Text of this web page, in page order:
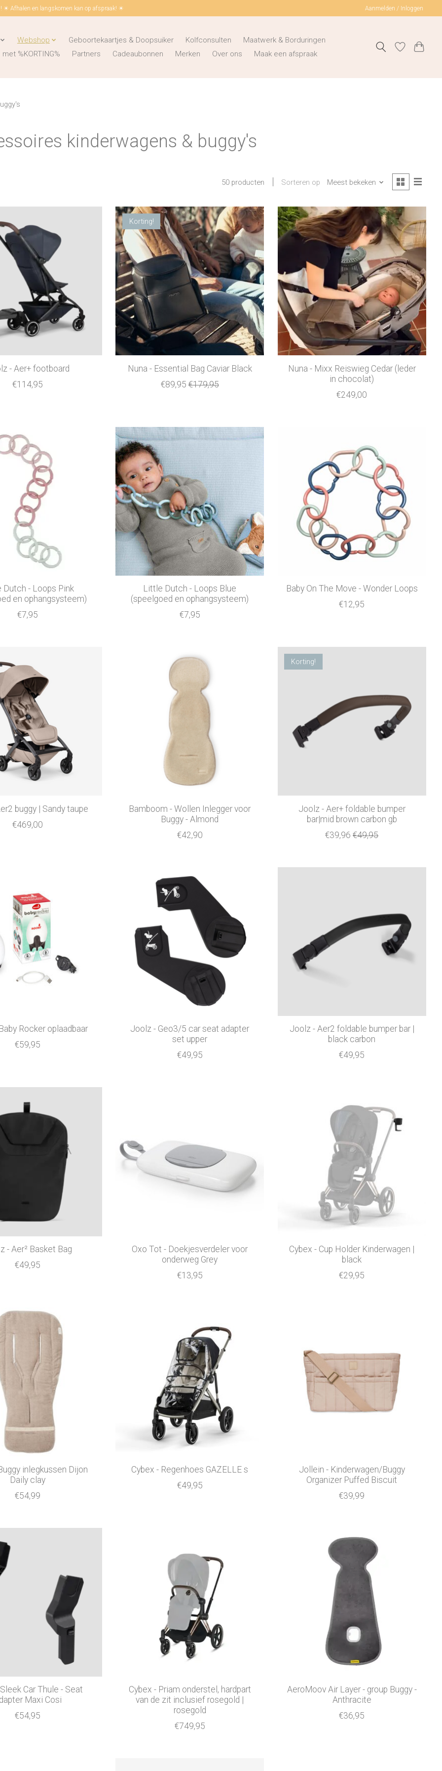
☀ Afhalen en langskomen kan op afspraak! ☀ Aanmelden / Inloggen
Webshop Geboortekaartjes & Doopsuiker Kolfconsulten
Maatwerk & Borduringen
%KORTING%
Partners Cadeaubonnen Merken Over ons Maak een afspraak
kinderwagens & buggy's
50 producten Sorteren op Meest bekeken
- Aer+ footboard
€114,95
Korting!
Nuna - Essential Bag Caviar Black
€89,95 €179,95
Nuna - Mixx Reiswieg Cedar (leder
in chocolat)
€249,00
- Loops Pink
en ophangsysteem)
€7,95
Little Dutch - Loops Blue
(speelgoed en ophangsysteem)
€7,95
Baby On The Move - Wonder Loops
€12,95
buggy | Sandy taupe
€469,00
Bamboom - Wollen Inlegger voor
Buggy - Almond
€42,90
Korting!
Joolz - Aer+ foldable bumper
bar|mid brown carbon gb
€39,96 €49,95
Rocker oplaadbaar
€59,95
Joolz - Geo3/5 car seat adapter
set upper
€49,95
Joolz - Aer2 foldable bumper bar |
black carbon
€49,95
- Aer² Basket Bag
€49,95
Oxo Tot - Doekjesverdeler voor
onderweg Grey
€13,95
Cybex - Cup Holder Kinderwagen |
black
€29,95
inlegkussen Dijon
Daily clay
€54,99
Cybex - Regenhoes GAZELLE s
€49,95
Jollein - Kinderwagen/Buggy
Organizer Puffed Biscuit
€39,99
Car Thule - Seat
Maxi Cosi
€54,95
Cybex - Priam onderstel, hardpart
van de zit inclusief rosegold |
rosegold
€749,95
AeroMoov Air Layer - group Buggy -
Anthracite
€36,95